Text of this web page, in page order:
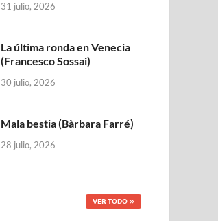
31 julio, 2026
La última ronda en Venecia
(Francesco Sossai)
30 julio, 2026
Mala bestia (Bàrbara Farré)
28 julio, 2026
VER TODO